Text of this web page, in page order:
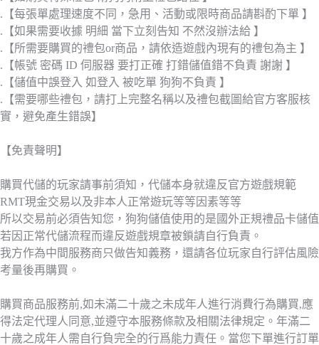
.【每張單處理速度不同，急用、活動或限時商品請斟酌下單 】
.【如果需要收據 明細 當下立刻告知 不然沒辦法給 】
.【所需要購買的禮包or商品，請依造遊戲內現有的禮包為主 】
.【帳號 密碼 ID 伺服器 要打正確 打錯儲值錯不負責 謝謝 】
.【儲值中誤登入 如登入 被吃單 狗狗不負責 】
.【需要哪些禮包，請打上完整名稱以及禮包截圖給官方客服核
實，避免產生錯誤】
【免責聲明】
購買代儲的玩家請事前須知，代儲本身就違反官方遊戲規範
RMT現金交易以及非本人正常遊玩等等因素等等
所以交易前必須告知您，狗狗儲值使用的是國外正規禮品卡儲值
若因正常代儲流程而違反遊戲規章被鎖請自行負責。
我方作為中間服務商只做告知義務，還請各位玩家自行評估風險
考量後再購買。
購買商品服務前,如未滿二十歲之未成年人進行消費行為購買,應
得法定代理人同意,並遵守本服務條款及相關法律規定。年滿二
十歲之成年人需自行負完全的行爲能力責任。當您下單進行訂單